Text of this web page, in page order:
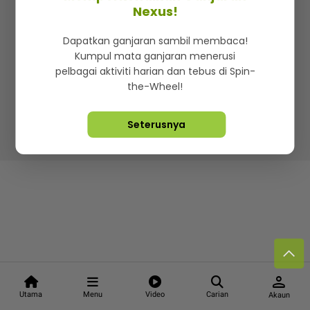
Utama Menu Video Carian
person
Akaun
Iklan di SMG360
Terma & Syarat Dasar Privasi
Lebih hot, viral dan sensasi
Hakcipta Terpelihara ©2026. Star Media Group Berhad
Nexus!
Dapatkan ganjaran sambil membaca!
Kumpul mata ganjaran menerusi
pelbagai aktiviti harian dan tebus di Spin-
the-Wheel!
Seterusnya